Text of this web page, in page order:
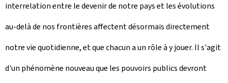
interrelation entre le devenir de notre pays et les évolutions
au-delà de nos frontières affectent désormais directement
notre vie quotidienne, et que chacun a un rôle à y jouer. Il s'agit
d'un phénomène nouveau que les pouvoirs publics devront